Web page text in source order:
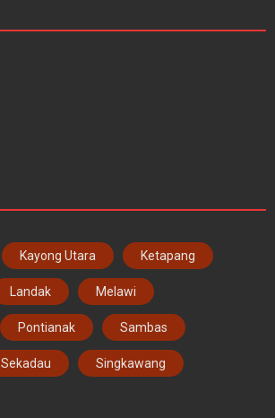
Kayong Utara Ketapang
Landak Melawi
Pontianak Sambas
Sekadau Singkawang